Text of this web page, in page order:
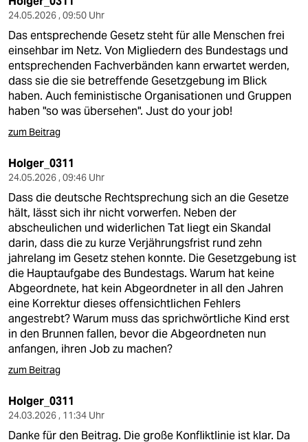
24.05.2026 , 09:50 Uhr
Das entsprechende Gesetz steht für alle Menschen frei
einsehbar im Netz. Von Migliedern des Bundestags und
entsprechenden Fachverbänden kann erwartet werden,
dass sie die sie betreffende Gesetzgebung im Blick
haben. Auch feministische Organisationen und Gruppen
haben "so was übersehen". Just do your job!
zum Beitrag
Holger_0311
24.05.2026 , 09:46 Uhr
Dass die deutsche Rechtsprechung sich an die Gesetze
hält, lässt sich ihr nicht vorwerfen. Neben der
abscheulichen und widerlichen Tat liegt ein Skandal
darin, dass die zu kurze Verjährungsfrist rund zehn
jahrelang im Gesetz stehen konnte. Die Gesetzgebung ist
die Hauptaufgabe des Bundestags. Warum hat keine
Abgeordnete, hat kein Abgeordneter in all den Jahren
eine Korrektur dieses offensichtlichen Fehlers
angestrebt? Warum muss das sprichwörtliche Kind erst
in den Brunnen fallen, bevor die Abgeordneten nun
anfangen, ihren Job zu machen?
zum Beitrag
Holger_0311
24.03.2026 , 11:34 Uhr
Danke für den Beitrag. Die große Konfliktlinie ist klar. Da